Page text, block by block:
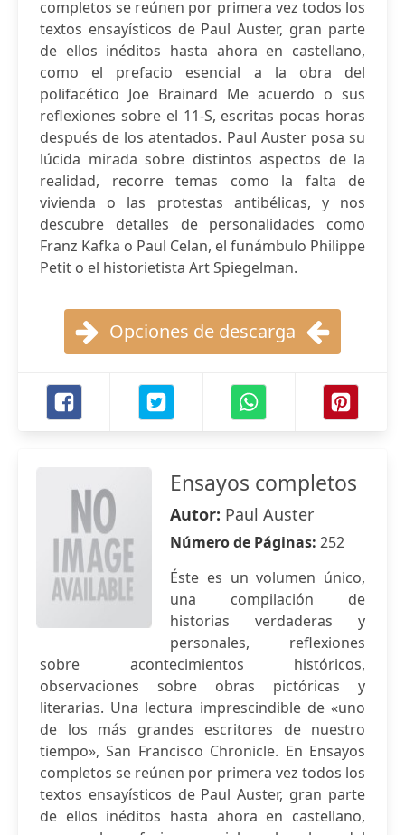
completos se reúnen por primera vez todos los
textos ensayísticos de Paul Auster, gran parte
de ellos inéditos hasta ahora en castellano,
como el prefacio esencial a la obra del
polifacético Joe Brainard Me acuerdo o sus
reflexiones sobre el 11-S, escritas pocas horas
después de los atentados. Paul Auster posa su
lúcida mirada sobre distintos aspectos de la
realidad, recorre temas como la falta de
vivienda o las protestas antibélicas, y nos
descubre detalles de personalidades como
Franz Kafka o Paul Celan, el funámbulo Philippe
Petit o el historietista Art Spiegelman.
Opciones de descarga
Ensayos completos
Autor: Paul Auster
Número de Páginas: 252
Éste es un volumen único,
una compilación de
historias verdaderas y
personales, reflexiones
sobre acontecimientos históricos,
observaciones sobre obras pictóricas y
literarias. Una lectura imprescindible de «uno
de los más grandes escritores de nuestro
tiempo», San Francisco Chronicle. En Ensayos
completos se reúnen por primera vez todos los
textos ensayísticos de Paul Auster, gran parte
de ellos inéditos hasta ahora en castellano,